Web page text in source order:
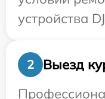
устройства
2
Выезд